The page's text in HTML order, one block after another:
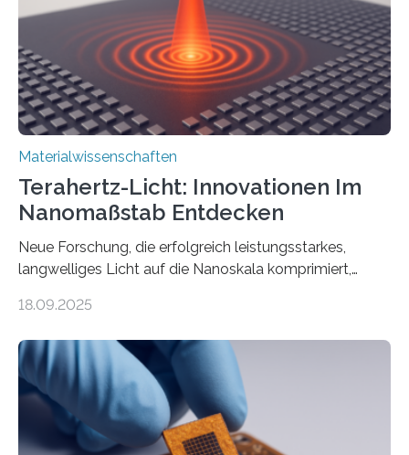
Materialien, die gleichzeitig Strom leiten und Licht
beeinflussen können, sind für viele moderne
Technologien…
Materialwissenschaften
Terahertz-Licht: Innovationen Im
Nanomaßstab Entdecken
Neue Forschung, die erfolgreich leistungsstarkes,
langwelliges Licht auf die Nanoskala komprimiert,
optoelektronischen Geräten ermöglichen, geleitet von
Forschung, die erfolgreich leistungsstarkes,
langwelliges Licht auf die Nanoskala komprimiert,
könnte Fortschritte in der Terahertz-Optik und bei
optoelektronischen Geräten ermöglichen, geleitet von
Vanderbilt und dem Fritz-Haber-Institut Josh Caldwell,
18.09.2025